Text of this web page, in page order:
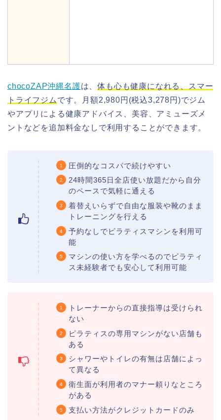
chocoZAP沖縄名護は、体も心も健康になれる、スマー
トライフジム です。月額2,980円(税込3,278円)でジム
やアプリによる健康アドバイス、美容、アミューズメ
ントなどを追加料金なしで利用することができます。
圧倒的なコスパで続けやすい
24時間365日全店使い放題だから自分
のペースで気軽に通える
着替えいらずで自由な服装や靴のまま
トレーニングを行える
予約なしでピラティスマシンを利用可
能
マシンの使い方を学べるのでピラティ
ス未経験者でも安心して利用可能
トレーナーからの直接指導は受けられ
ない
ピラティスの専用マシンがない店舗も
ある
シャワーやトイレの有無は店舗によっ
て異なる
衛生面が利用者のマナー頼りなところ
がある
支払い方法がクレジットカードのみ